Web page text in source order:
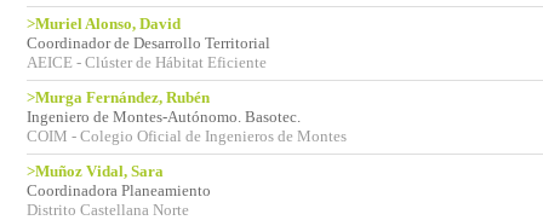
>Muriel Alonso, David
Coordinador de Desarrollo Territorial
AEICE - Clúster de Hábitat Eficiente
>Murga Fernández, Rubén
Ingeniero de Montes-Autónomo. Basotec.
COIM - Colegio Oficial de Ingenieros de Montes
>Muñoz Vidal, Sara
Coordinadora Planeamiento
Distrito Castellana Norte